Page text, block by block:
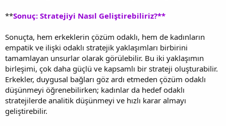
**Sonuç: Stratejiyi Nasıl Geliştirebiliriz?**
Sonuçta, hem erkeklerin çözüm odaklı, hem de kadınların
empatik ve ilişki odaklı stratejik yaklaşımları birbirini
tamamlayan unsurlar olarak görülebilir. Bu iki yaklaşımın
birleşimi, çok daha güçlü ve kapsamlı bir strateji oluşturabilir.
Erkekler, duygusal bağları göz ardı etmeden çözüm odaklı
düşünmeyi öğrenebilirken; kadınlar da hedef odaklı
stratejilerde analitik düşünmeyi ve hızlı karar almayı
geliştirebilir.